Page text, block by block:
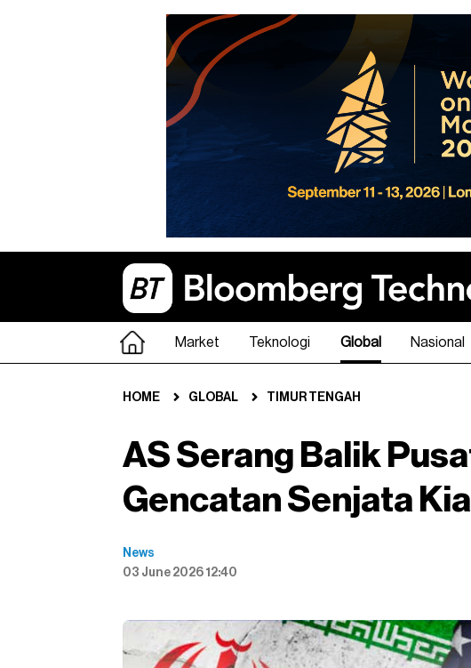
Market Teknologi Global Nasional
HOME GLOBAL TIMUR TENGAH
AS Serang Balik
Gencatan Senjata
News
03 June 2026 12:40